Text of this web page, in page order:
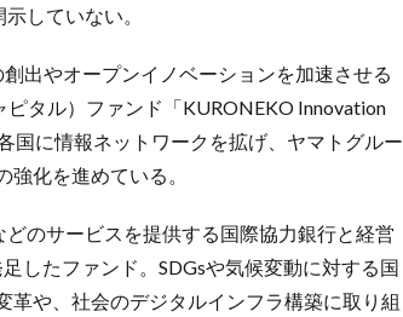
していない。
出やオープンイノベーションを加速させる
タル）ファンド「KURONEKO Innovation
国に情報ネットワークを拡げ、ヤマトグルー
化を進めている。
のサービスを提供する国際協力銀行と経営
したファンド。SDGsや気候変動に対する国
や、社会のデジタルインフラ構築に取り組